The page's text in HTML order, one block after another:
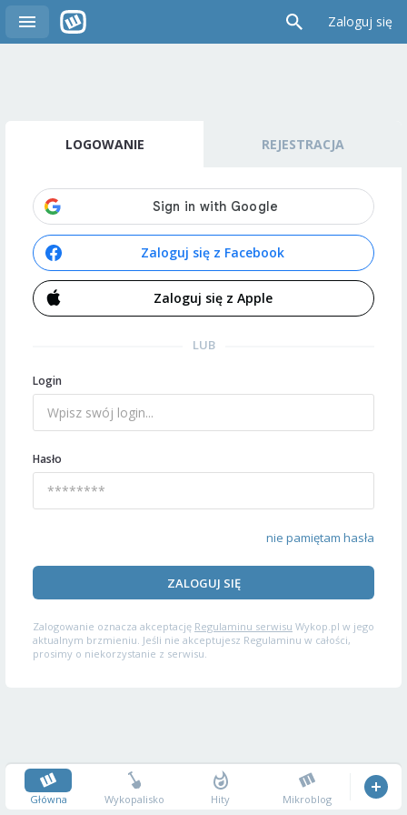
Zaloguj się
LOGOWANIE REJESTRACJA
Zaloguj się z Facebook
Zaloguj się z Apple
LUB
Login
Hasło
nie pamiętam hasła
ZALOGUJ SIĘ
Zalogowanie oznacza akceptację Regulaminu serwisu Wykop.pl w jego
aktualnym brzmieniu. Jeśli nie akceptujesz Regulaminu w całości,
prosimy o niekorzystanie z serwisu.
Główna Wykopalisko Hity Mikroblog